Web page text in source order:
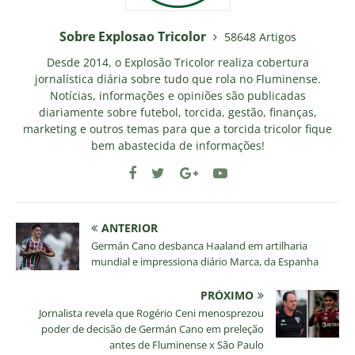
Sobre Explosao Tricolor
58648 Artigos
Desde 2014, o Explosão Tricolor realiza cobertura
jornalística diária sobre tudo que rola no Fluminense.
Notícias, informações e opiniões são publicadas
diariamente sobre futebol, torcida, gestão, finanças,
marketing e outros temas para que a torcida tricolor fique
bem abastecida de informações!
ANTERIOR
Germán Cano desbanca Haaland em artilharia
mundial e impressiona diário Marca, da Espanha
PRÓXIMO
Jornalista revela que Rogério Ceni menosprezou
poder de decisão de Germán Cano em preleção
antes de Fluminense x São Paulo